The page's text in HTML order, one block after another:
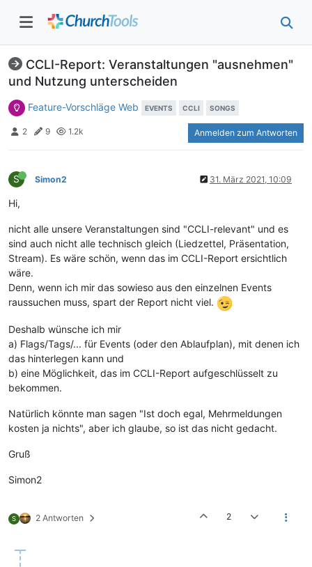
CCLI-Report: Veranstaltungen "ausnehmen"
und Nutzung unterscheiden
Feature-Vorschläge Web EVENTS CCLI SONGS
2 9 1.2k Anmelden zum Antworten
S Simon2 31. März 2021, 10:09
Hi,
nicht alle unsere Veranstaltungen sind "CCLI-relevant" und es
sind auch nicht alle technisch gleich (Liedzettel, Präsentation,
Stream). Es wäre schön, wenn das im CCLI-Report ersichtlich
wäre.
Denn, wenn ich mir das sowieso aus den einzelnen Events
raussuchen muss, spart der Report nicht viel.
Deshalb wünsche ich mir
a) Flags/Tags/... für Events (oder den Ablaufplan), mit denen ich
das hinterlegen kann und
b) eine Möglichkeit, das im CCLI-Report aufgeschlüsselt zu
bekommen.
Natürlich könnte man sagen "Ist doch egal, Mehrmeldungen
kosten ja nichts", aber ich glaube, so ist das nicht gedacht.
Gruß
Simon2
S 2 Antworten 2